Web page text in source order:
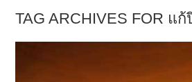
TAG ARCHIVES FOR แก้